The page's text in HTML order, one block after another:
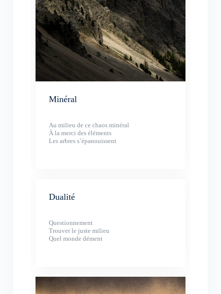
Minéral
Au milieu de ce chaos minéral
À la merci des éléments
Les arbres s’épanouissent
Dualité
Questionnement
Trouver le juste milieu
Quel monde dément